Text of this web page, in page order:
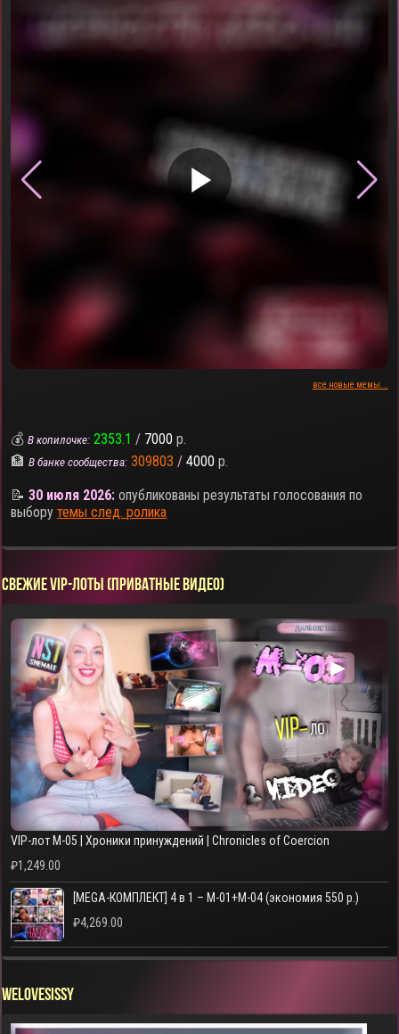
▶
все новые мемы...
💰В копилочке: 2353.1 / 7000 р.
🏦В банке сообщества: 309803 / 4000 р.
📝30 июля 2026: опубликованы результаты голосования по
выборутемы след. ролика
СВЕЖИЕ VIP-ЛОТЫ (ПРИВАТНЫЕ ВИДЕО)
▶
VIP-лот M-05 | Хроники принуждений | Chronicles of Coercion
₽1,249.00
[MEGA-КОМПЛЕКТ] 4 в 1 – M-01+M-04 (экономия 550 р.)
₽4,269.00
WELOVESISSY